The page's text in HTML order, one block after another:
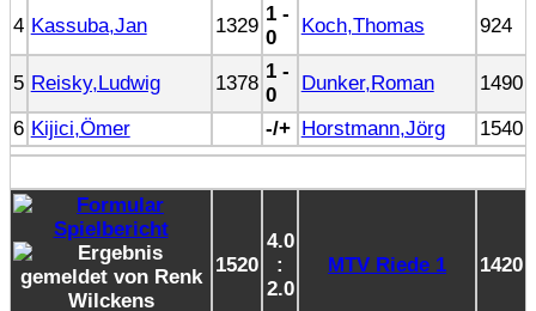
4 Kassuba,Jan 1329
1 -
0
Koch,Thomas 924
5 Reisky,Ludwig 1378
1 -
0
Dunker,Roman
1490
6 Kijici,Ömer -/+ Horstmann,Jörg 1540
1520
4.0
:
2.0
MTV Riede 1 1420